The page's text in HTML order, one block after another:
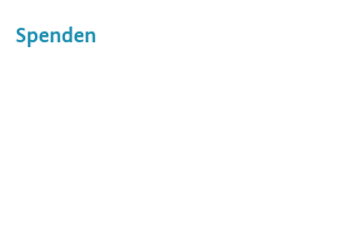
Spenden